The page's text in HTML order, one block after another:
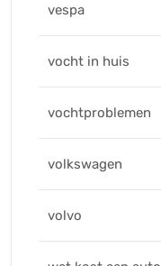
vespa
vocht in huis
vochtproblemen
volkswagen
volvo